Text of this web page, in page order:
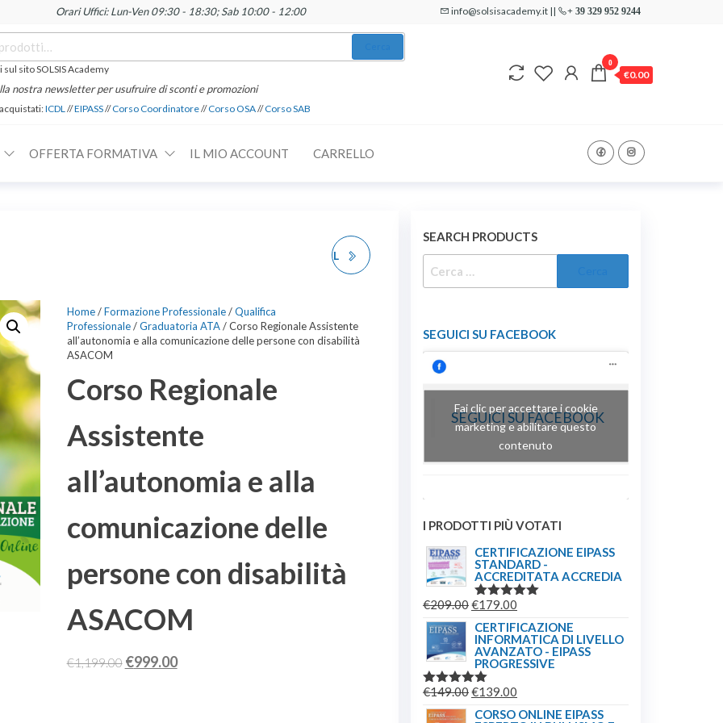
Orari Uffici: Lun-Ven 09:30 - 18:30; Sab 10:00 - 12:00 info@solsisacademy.it || + 39 329 952 9244
sito SOLSIS Academy
nostra newsletter per usufruire di sconti e promozioni
ICDL//EIPASS//Corso Coordinatore//Corso OSA//Corso SAB
0
€0.00
OFFERTA FORMATIVA IL MIO ACCOUNT CARRELLO
CERTIFICAZIONE ICDL
Home/Formazione Professionale/Qualifica
Professionale/Graduatoria ATA/ Corso Regionale Assistente
all’autonomia e alla comunicazione delle persone con disabilità
ASACOM
Corso Regionale
Assistente
all’autonomia e alla
comunicazione delle
persone con disabilità
ASACOM
€1,199.00 Il
€999.00Il
SEARCH PRODUCTS
SEGUICI SU FACEBOOK
SEGUICI SU FACEBOOK
Fai clic per accettare i cookie
marketing e abilitare questo
contenuto
I PRODOTTI PIÙ VOTATI
CERTIFICAZIONE EIPASS
STANDARD -
ACCREDITATA ACCREDIA
VALUTATO
€209.00IL
PREZZO
ORIGINALE
ERA:
€209.00.
€179.00
PREZZO
ATTUALE
È:
CERTIFICAZIONE
INFORMATICA DI LIVELLO
AVANZATO - EIPASS
PROGRESSIVE
VALUTATO
5.00SU 5
€149.00IL
PREZZO
€139.00
PREZZO
CORSO ONLINE EIPASS